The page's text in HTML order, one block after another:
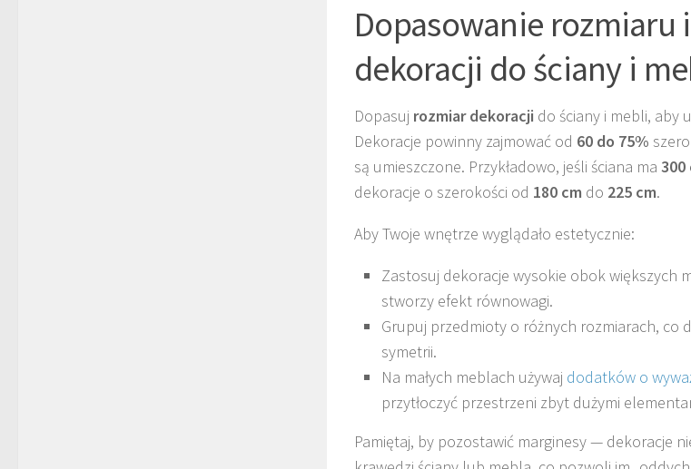
Dopasowanie rozmiaru
dekoracji do ściany i
Dopasuj rozmiar dekoracji do ściany i mebli, aby
Dekoracje powinny zajmować od 60 do 75%
są umieszczone. Przykładowo, jeśli ściana ma 300
dekoracje o szerokości od 180 cm do 225 cm.
Aby Twoje wnętrze wyglądało estetycznie:
Zastosuj dekoracje wysokie obok większych
stworzy efekt równowagi.
Grupuj przedmioty o różnych rozmiarach, co
symetrii.
Na małych meblach używaj dodatków o
przytłoczyć przestrzeni zbyt dużymi
Pamiętaj, by pozostawić marginesy — dekoracje